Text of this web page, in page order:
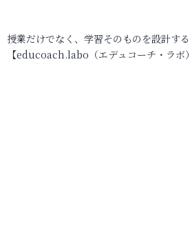
授業だけでなく、学習そのものを設計す
【educoach.labo（エデュコーチ・ラ